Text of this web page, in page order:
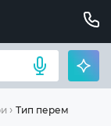
Тип перемикачів: